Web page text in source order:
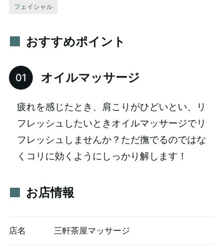
フェイシャル
おすすめポイント
オイルマッサージ
疲れを感じたとき、肩こりがひどいとい、リ
フレッシュしたいときオイルマッサージでリ
フレッシュしませんか？ただ撫でるのではな
くコリに効くようにしっかり解します！
お店情報
店名 三軒茶屋マッサージ